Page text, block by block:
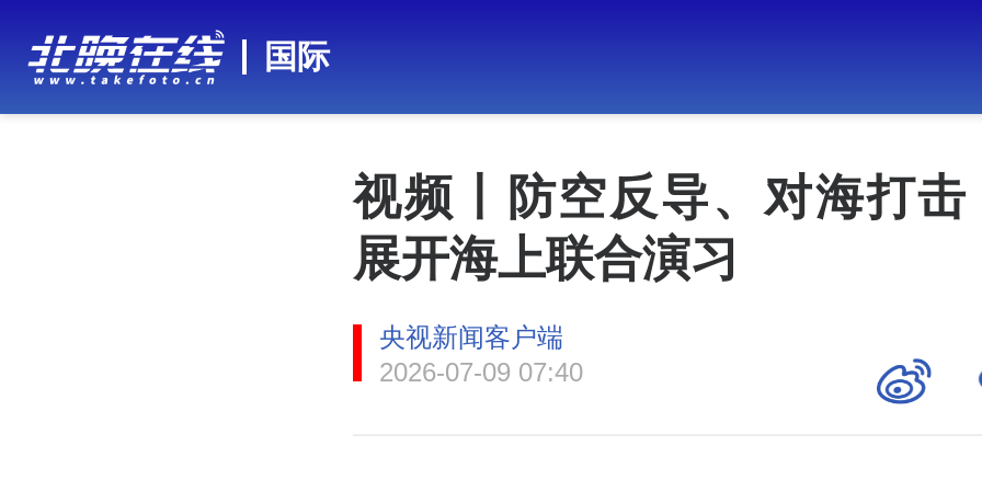
国际
视频丨防空反导、对海打击
展开海上联合演习
央视新闻客户端
2026-07-09 07:40